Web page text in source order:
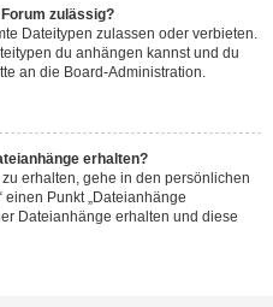
zulässig?
Dateitypen zulassen oder verbieten.
du anhängen kannst und du
an die Board-Administration.
erhalten?
erhalten, gehe in den persönlichen
einen Punkt „Dateianhänge
Dateianhänge erhalten und diese